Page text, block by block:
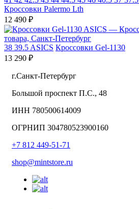
Кроссовки Palermo Lth
12 490 ₽
38 39.5 ASICS Кроссовки Gel-1130
13 290 ₽
г.Санкт-Петербург
Большой проспект П.С., 48
ИНН 780500614009
ОГРНИП 304780523900160
+7 812 449-51-71
shop@mintstore.ru